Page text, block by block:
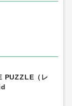
PUZZLE（レ